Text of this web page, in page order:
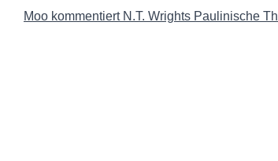
Moo kommentiert N.T. Wrights Paulinische